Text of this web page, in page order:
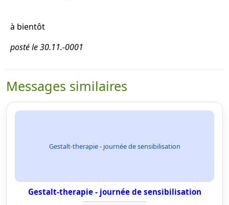
à bientôt
posté le 30.11.-0001
Messages similaires
Gestalt-therapie - journée de sensibilisation
Gestalt-therapie - journée de sensibilisation